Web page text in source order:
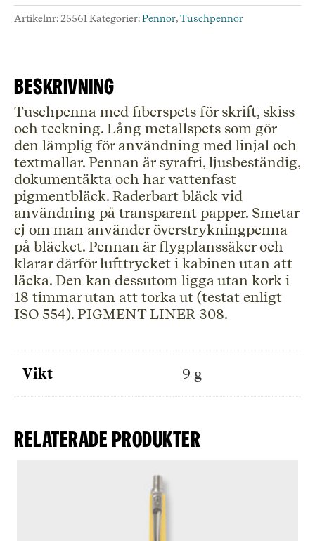
mm,
svart
mängd
Artikelnr: 25561 Kategorier:Pennor,Tuschpennor
Beskrivning
Tuschpenna med fiberspets för skrift, skiss
och teckning. Lång metallspets som gör
den lämplig för användning med linjal och
textmallar. Pennan är syrafri, ljusbeständig,
dokumentäkta och har vattenfast
pigmentbläck. Raderbart bläck vid
användning på transparent papper. Smetar
ej om man använder överstrykningpenna
på bläcket. Pennan är flygplanssäker och
klarar därför lufttrycket i kabinen utan att
läcka. Den kan dessutom ligga utan kork i
18 timmar utan att torka ut (testat enligt
ISO 554). PIGMENT LINER 308.
Vikt 9 g
Relaterade produkter